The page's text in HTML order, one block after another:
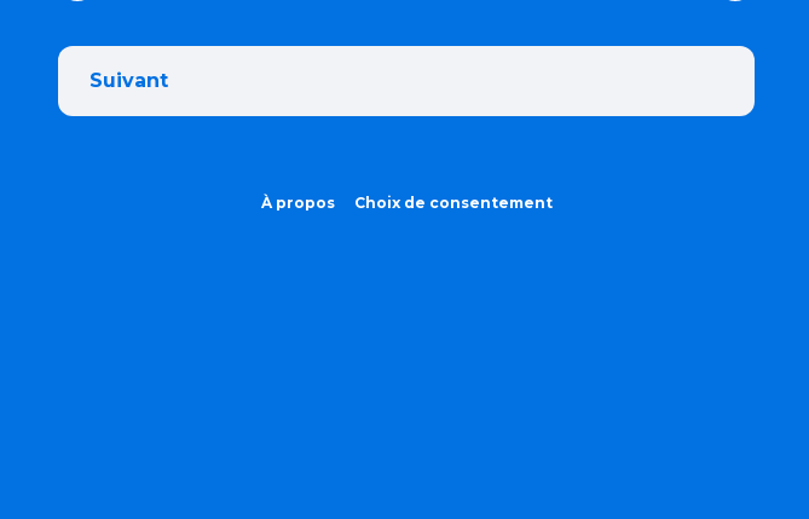
Suivant
À propos Choix de consentement